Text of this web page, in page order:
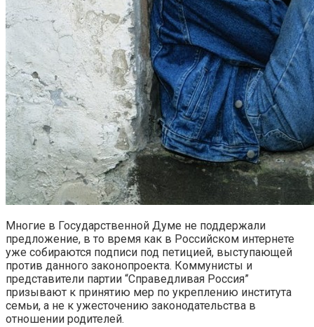
Многие в Государственной Думе не поддержали
предложение, в то время как в Российском интернете
уже собираются подписи под петицией, выступающей
против данного законопроекта. Коммунисты и
представители партии “Справедливая Россия”
призывают к принятию мер по укреплению института
семьи, а не к ужесточению законодательства в
отношении родителей.